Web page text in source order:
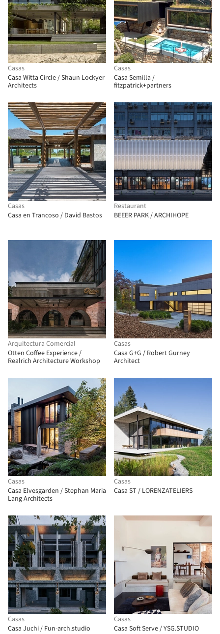
Casas
Casa Witta Circle / Shaun Lockyer
Architects
Casas
Casa Semilla /
fitzpatrick+partners
Casas
Casa en Trancoso / David Bastos
Restaurant
BEEER PARK / ARCHIHOPE
Arquitectura Comercial
Otten Coffee Experience /
Realrich Architecture Workshop
Casas
Casa G+G / Robert Gurney
Architect
Casas
Casa Elvesgarden / Stephan Maria
Lang Architects
Casas
Casa ST / LORENZATELIERS
Casas
Casa Juchi / Fun-arch.studio
Casas
Casa Soft Serve / YSG.STUDIO